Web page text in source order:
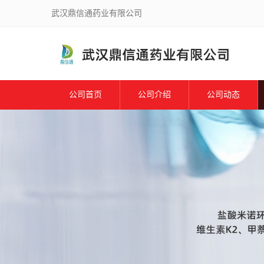
武汉鼎信通药业有限公司
公司首页 公司介绍 公司动态